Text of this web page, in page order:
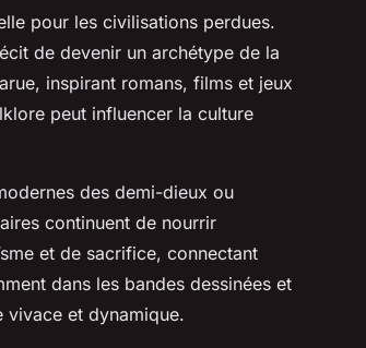
pour les civilisations perdues.
de devenir un archétype de la
inspirant romans, films et jeux
peut influencer la culture
des demi-dieux ou
continuent de nourrir
et de sacrifice, connectant
dans les bandes dessinées et
vivace et dynamique.